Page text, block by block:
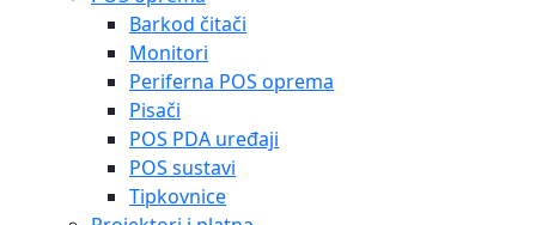
Barkod čitači
Monitori
Periferna POS oprema
Pisači
POS PDA uređaji
POS sustavi
Tipkovnice